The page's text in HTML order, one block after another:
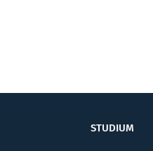
STUDIUM